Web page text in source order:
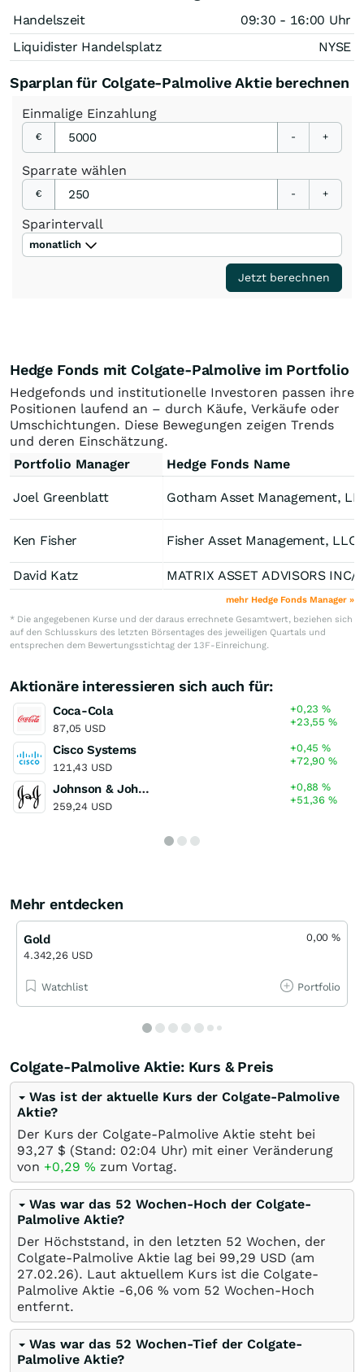
Handelszeit
09:30 - 16:00 Uhr
Liquidister Handelsplatz
NYSE
Sparplan für Colgate-Palmolive Aktie berechnen
Einmalige Einzahlung
€ - +
Sparrate wählen
€ - +
Sparintervall
monatlich
Jetzt berechnen
Hedge Fonds mit Colgate-Palmolive im Portfolio
Hedgefonds und institutionelle Investoren passen ihre
Positionen laufend an – durch Käufe, Verkäufe oder
Umschichtungen. Diese Bewegungen zeigen Trends
und deren Einschätzung.
Portfolio Manager
Hedge Fonds Name
Joel Greenblatt Gotham Asset Management,
Ken Fisher Fisher Asset Management, LLC
David Katz
mehr Hedge Fonds Manager »
* Die angegebenen Kurse und der daraus errechnete Gesamtwert, beziehen sich
auf den Schlusskurs des letzten Börsentages des jeweiligen Quartals und
entsprechen dem Bewertungsstichtag der 13F-Einreichung.
Aktionäre interessieren sich auch für:
Coca-Cola
87,05 USD
+0,23%
+23,55%
Cisco Systems
121,43 USD
+0,45%
+72,90%
Johnson & Johnson
259,24 USD
+0,88%
+51,36%
Mehr entdecken
Gold
4.342,26 USD
0,00%
Watchlist Portfolio
Colgate-Palmolive Aktie: Kurs & Preis
Was ist der aktuelle Kurs der Colgate-Palmolive
Aktie?
Der Kurs der Colgate-Palmolive Aktie steht bei
93,27 $ (Stand: 02:04 Uhr) mit einer Veränderung
von +0,29 % zum Vortag.
Was war das 52 Wochen-Hoch der Colgate-
Palmolive Aktie?
Der Höchststand, in den letzten 52 Wochen, der
Colgate-Palmolive Aktie lag bei 99,29 USD (am
27.02.26). Laut aktuellem Kurs ist die Colgate-
Palmolive Aktie -6,06 % vom 52 Wochen-Hoch
entfernt.
Was war das 52 Wochen-Tief der Colgate-
Palmolive Aktie?